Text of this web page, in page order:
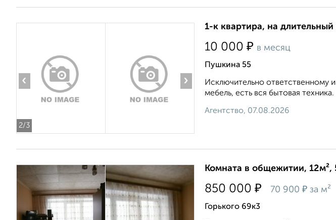
2/3
‹ ›
1-к квартира, на
10 000 ₽ в месяц
Пушкина 55
Исключительно ответственному
мебель, есть вся бытовая
Агентство, 07.08.2026
Комната в общежитии, 12м²,
850 000 ₽ 70 900 ₽ за м²
Горького 69к3